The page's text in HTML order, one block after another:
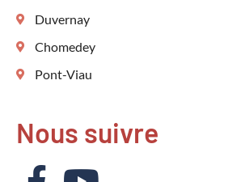
Duvernay
Chomedey
Pont-Viau
Nous suivre